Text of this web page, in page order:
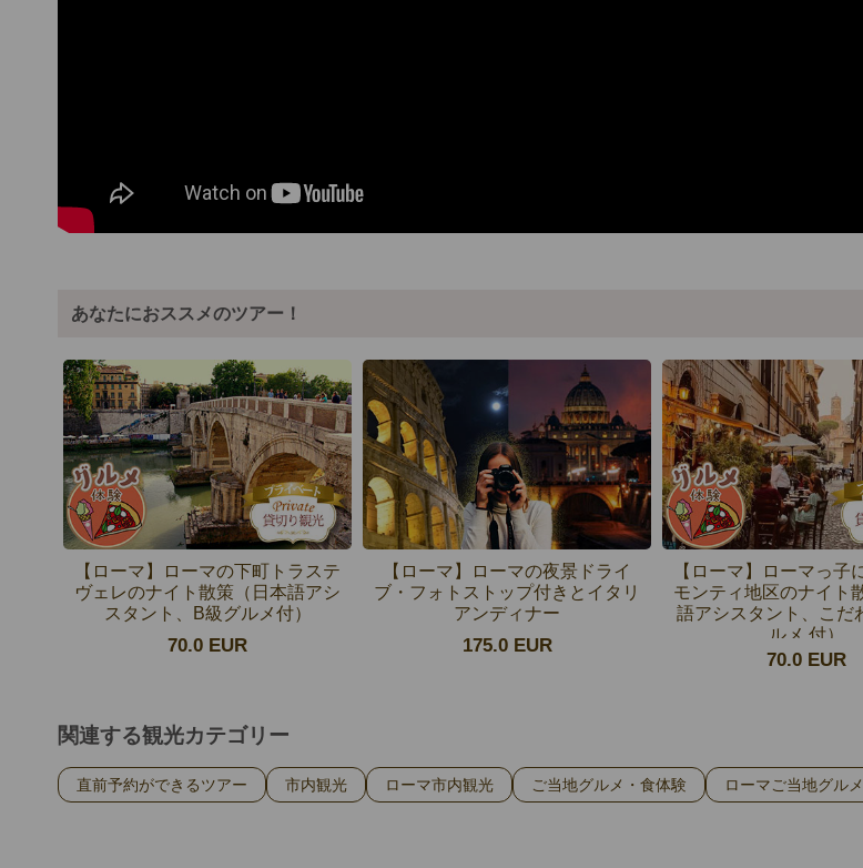
あなたにおススメのツアー！
【ローマ】ローマの下町トラステ
ヴェレのナイト散策（日本語アシ
スタント、B級グルメ付）
70.0 EUR
【ローマ】ローマの夜景ドライ
ブ・フォトストップ付きとイタリ
アンディナー
175.0 EUR
【ローマ】ローマっ子
モンティ地区のナイト
語アシスタント、こだ
ルメ 付）
70.0 EUR
関連する観光カテゴリー
直前予約ができるツアー 市内観光 ローマ市内観光 ご当地グルメ・食体験 ローマご当地グルメ